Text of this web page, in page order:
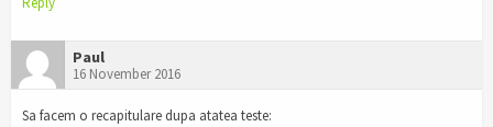
Paul
16 November 2016
Sa facem o recapitulare dupa atatea teste: